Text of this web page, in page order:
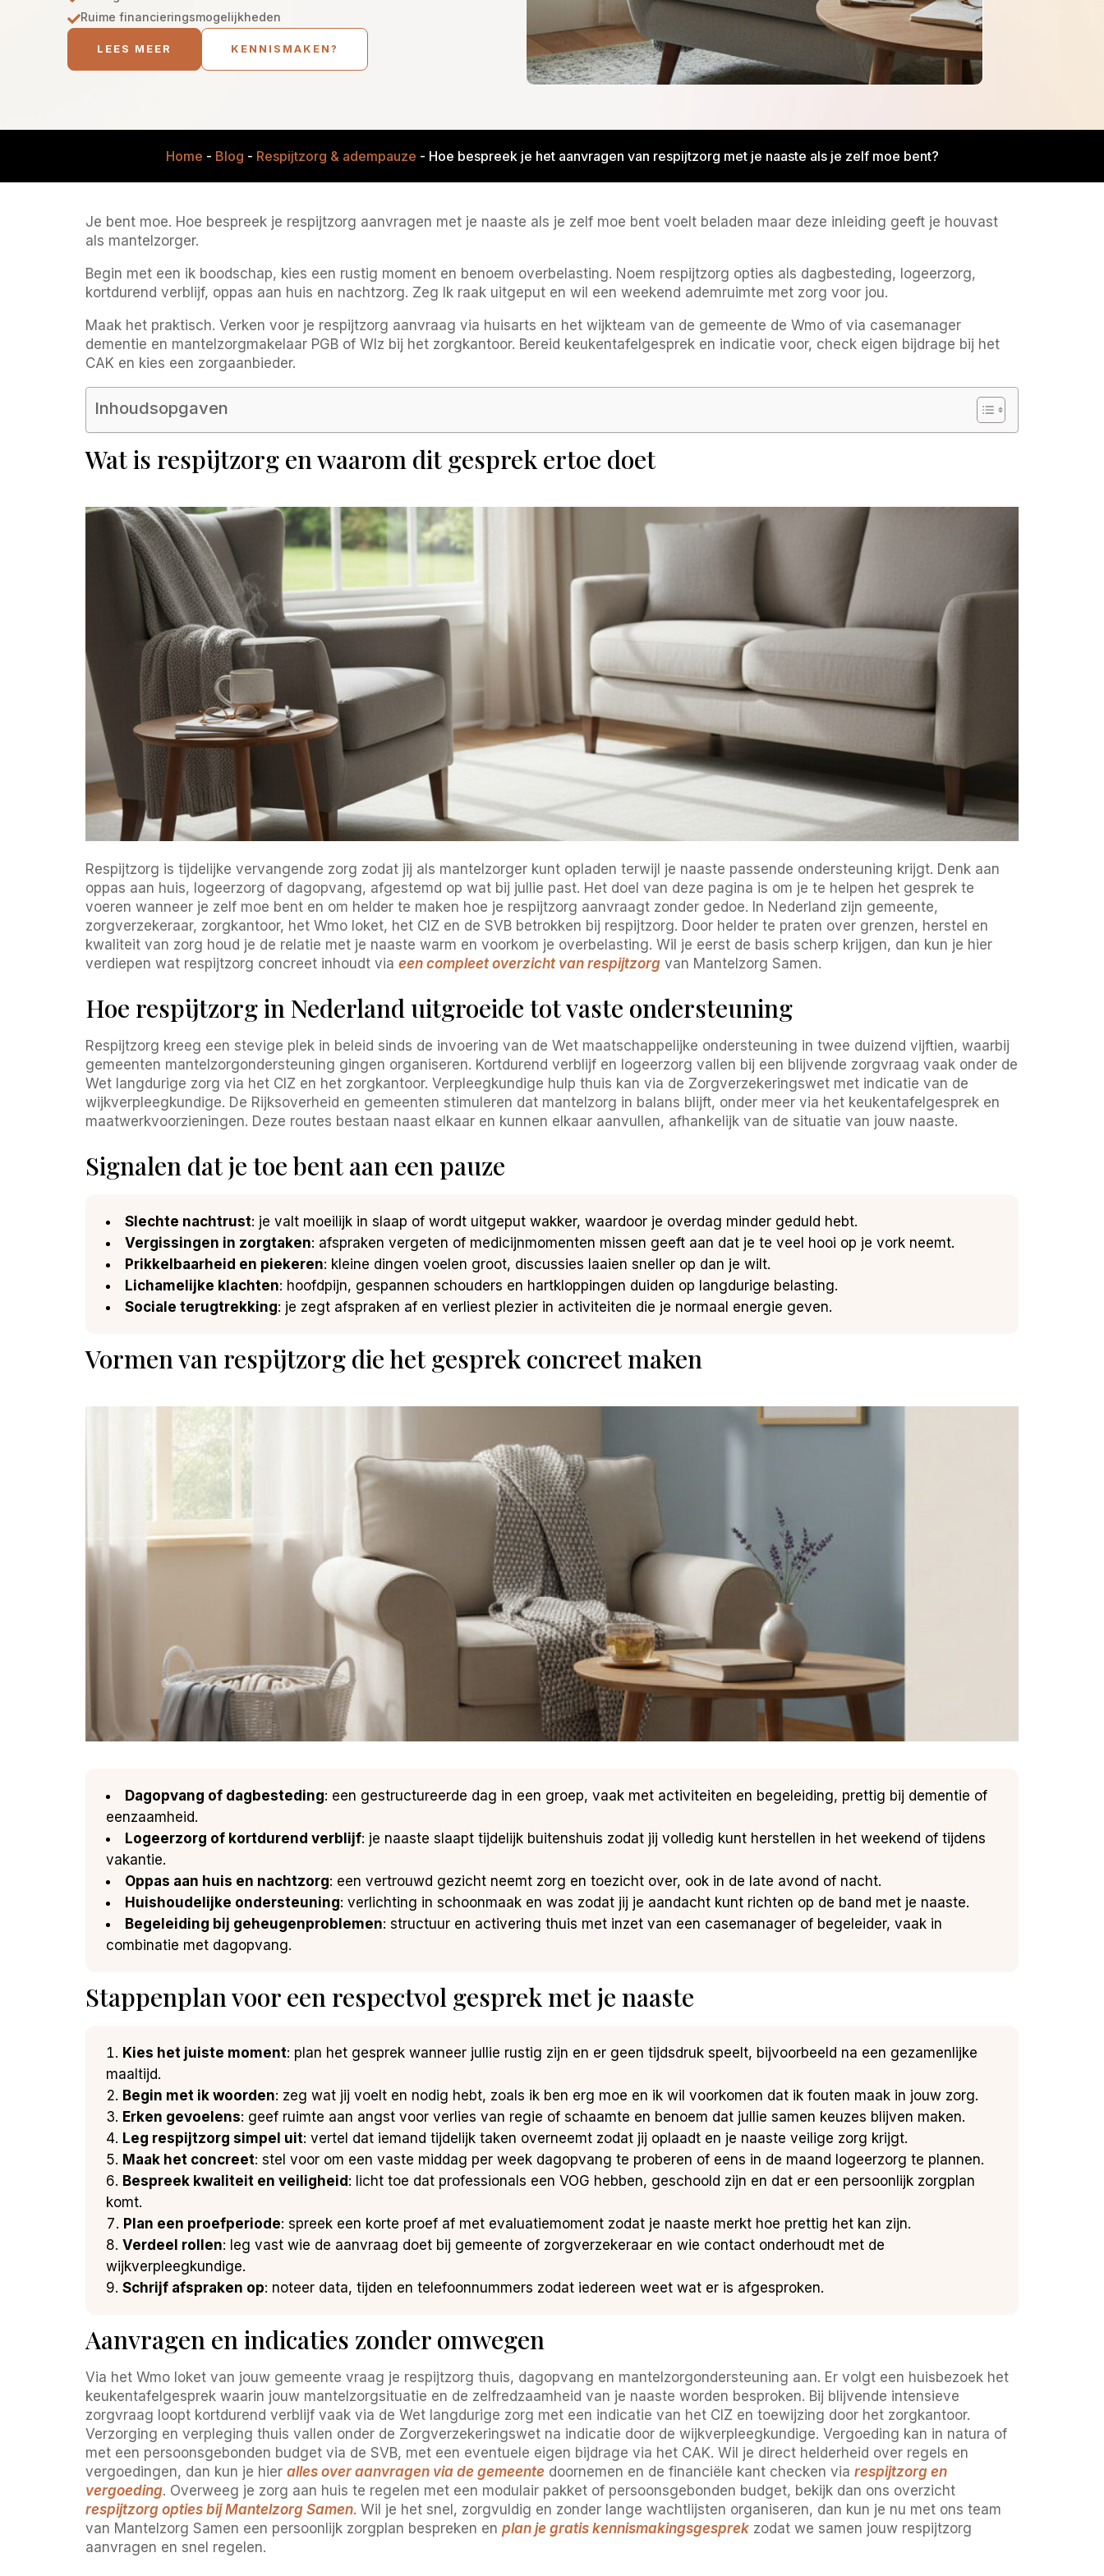
Ruime financieringsmogelijkheden
LEES MEER KENNISMAKEN?
Home - Blog - Respijtzorg & adempauze - Hoe bespreek je het aanvragen van respijtzorg met je naaste als je zelf moe bent?
Je bent moe. Hoe bespreek je respijtzorg aanvragen met je naaste als je zelf moe bent voelt beladen maar deze inleiding geeft je houvast
als mantelzorger.
Begin met een ik boodschap, kies een rustig moment en benoem overbelasting. Noem respijtzorg opties als dagbesteding, logeerzorg,
kortdurend verblijf, oppas aan huis en nachtzorg. Zeg Ik raak uitgeput en wil een weekend ademruimte met zorg voor jou.
Maak het praktisch. Verken voor je respijtzorg aanvraag via huisarts en het wijkteam van de gemeente de Wmo of via casemanager
dementie en mantelzorgmakelaar PGB of Wlz bij het zorgkantoor. Bereid keukentafelgesprek en indicatie voor, check eigen bijdrage bij het
CAK en kies een zorgaanbieder.
Inhoudsopgaven
Wat is respijtzorg en waarom dit gesprek ertoe doet
Respijtzorg is tijdelijke vervangende zorg zodat jij als mantelzorger kunt opladen terwijl je naaste passende ondersteuning krijgt. Denk aan
oppas aan huis, logeerzorg of dagopvang, afgestemd op wat bij jullie past. Het doel van deze pagina is om je te helpen het gesprek te
voeren wanneer je zelf moe bent en om helder te maken hoe je respijtzorg aanvraagt zonder gedoe. In Nederland zijn gemeente,
zorgverzekeraar, zorgkantoor, het Wmo loket, het CIZ en de SVB betrokken bij respijtzorg. Door helder te praten over grenzen, herstel en
kwaliteit van zorg houd je de relatie met je naaste warm en voorkom je overbelasting. Wil je eerst de basis scherp krijgen, dan kun je hier
verdiepen wat respijtzorg concreet inhoudt via een compleet overzicht van respijtzorg van Mantelzorg Samen.
Hoe respijtzorg in Nederland uitgroeide tot vaste ondersteuning
Respijtzorg kreeg een stevige plek in beleid sinds de invoering van de Wet maatschappelijke ondersteuning in twee duizend vijftien, waarbij
gemeenten mantelzorgondersteuning gingen organiseren. Kortdurend verblijf en logeerzorg vallen bij een blijvende zorgvraag vaak onder de
Wet langdurige zorg via het CIZ en het zorgkantoor. Verpleegkundige hulp thuis kan via de Zorgverzekeringswet met indicatie van de
wijkverpleegkundige. De Rijksoverheid en gemeenten stimuleren dat mantelzorg in balans blijft, onder meer via het keukentafelgesprek en
maatwerkvoorzieningen. Deze routes bestaan naast elkaar en kunnen elkaar aanvullen, afhankelijk van de situatie van jouw naaste.
Signalen dat je toe bent aan een pauze
Slechte nachtrust: je valt moeilijk in slaap of wordt uitgeput wakker, waardoor je overdag minder geduld hebt.
Vergissingen in zorgtaken: afspraken vergeten of medicijnmomenten missen geeft aan dat je te veel hooi op je vork neemt.
Prikkelbaarheid en piekeren: kleine dingen voelen groot, discussies laaien sneller op dan je wilt.
Lichamelijke klachten: hoofdpijn, gespannen schouders en hartkloppingen duiden op langdurige belasting.
Sociale terugtrekking: je zegt afspraken af en verliest plezier in activiteiten die je normaal energie geven.
Vormen van respijtzorg die het gesprek concreet maken
Dagopvang of dagbesteding: een gestructureerde dag in een groep, vaak met activiteiten en begeleiding, prettig bij dementie of
eenzaamheid.
Logeerzorg of kortdurend verblijf: je naaste slaapt tijdelijk buitenshuis zodat jij volledig kunt herstellen in het weekend of tijdens
vakantie.
Oppas aan huis en nachtzorg: een vertrouwd gezicht neemt zorg en toezicht over, ook in de late avond of nacht.
Huishoudelijke ondersteuning: verlichting in schoonmaak en was zodat jij je aandacht kunt richten op de band met je naaste.
Begeleiding bij geheugenproblemen: structuur en activering thuis met inzet van een casemanager of begeleider, vaak in
combinatie met dagopvang.
Stappenplan voor een respectvol gesprek met je naaste
Kies het juiste moment: plan het gesprek wanneer jullie rustig zijn en er geen tijdsdruk speelt, bijvoorbeeld na een gezamenlijke
maaltijd.
Begin met ik woorden: zeg wat jij voelt en nodig hebt, zoals ik ben erg moe en ik wil voorkomen dat ik fouten maak in jouw zorg.
Erken gevoelens: geef ruimte aan angst voor verlies van regie of schaamte en benoem dat jullie samen keuzes blijven maken.
Leg respijtzorg simpel uit: vertel dat iemand tijdelijk taken overneemt zodat jij oplaadt en je naaste veilige zorg krijgt.
Maak het concreet: stel voor om een vaste middag per week dagopvang te proberen of eens in de maand logeerzorg te plannen.
Bespreek kwaliteit en veiligheid: licht toe dat professionals een VOG hebben, geschoold zijn en dat er een persoonlijk zorgplan
komt.
Plan een proefperiode: spreek een korte proef af met evaluatiemoment zodat je naaste merkt hoe prettig het kan zijn.
Verdeel rollen: leg vast wie de aanvraag doet bij gemeente of zorgverzekeraar en wie contact onderhoudt met de
wijkverpleegkundige.
Schrijf afspraken op: noteer data, tijden en telefoonnummers zodat iedereen weet wat er is afgesproken.
Aanvragen en indicaties zonder omwegen
Via het Wmo loket van jouw gemeente vraag je respijtzorg thuis, dagopvang en mantelzorgondersteuning aan. Er volgt een huisbezoek het
keukentafelgesprek waarin jouw mantelzorgsituatie en de zelfredzaamheid van je naaste worden besproken. Bij blijvende intensieve
zorgvraag loopt kortdurend verblijf vaak via de Wet langdurige zorg met een indicatie van het CIZ en toewijzing door het zorgkantoor.
Verzorging en verpleging thuis vallen onder de Zorgverzekeringswet na indicatie door de wijkverpleegkundige. Vergoeding kan in natura of
met een persoonsgebonden budget via de SVB, met een eventuele eigen bijdrage via het CAK. Wil je direct helderheid over regels en
vergoedingen, dan kun je hier alles over aanvragen via de gemeente doornemen en de financiële kant checken via respijtzorg en
vergoeding. Overweeg je zorg aan huis te regelen met een modulair pakket of persoonsgebonden budget, bekijk dan ons overzicht
respijtzorg opties bij Mantelzorg Samen. Wil je het snel, zorgvuldig en zonder lange wachtlijsten organiseren, dan kun je nu met ons team
van Mantelzorg Samen een persoonlijk zorgplan bespreken en plan je gratis kennismakingsgesprek zodat we samen jouw respijtzorg
aanvragen en snel regelen.